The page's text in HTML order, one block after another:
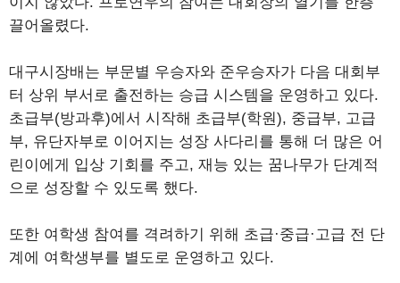
끌어올렸다.
대구시장배는 부문별 우승자와 준우승자가 다음 대회부
터 상위 부서로 출전하는 승급 시스템을 운영하고 있다.
초급부(방과후)에서 시작해 초급부(학원), 중급부, 고급
부, 유단자부로 이어지는 성장 사다리를 통해 더 많은 어
린이에게 입상 기회를 주고, 재능 있는 꿈나무가 단계적
으로 성장할 수 있도록 했다.
또한 여학생 참여를 격려하기 위해 초급·중급·고급 전 단
계에 여학생부를 별도로 운영하고 있다.